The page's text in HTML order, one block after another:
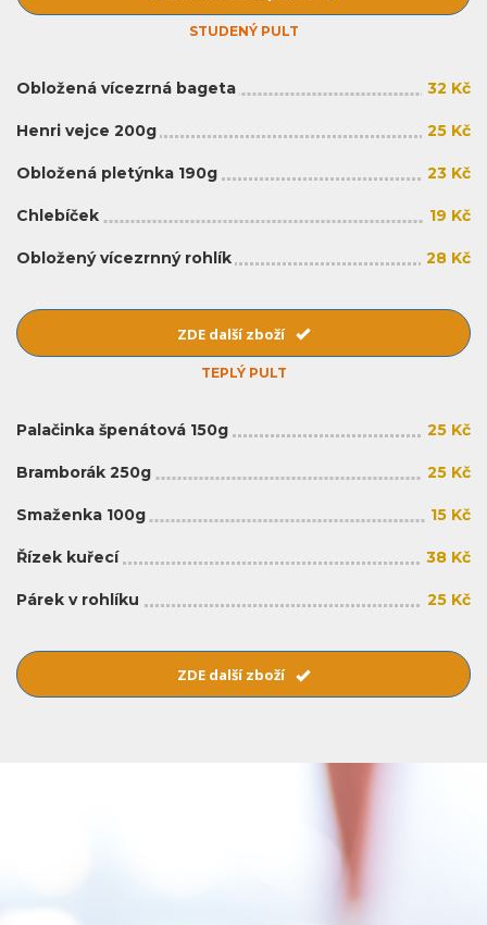
STUDENÝ PULT
Obložená vícezrná bageta 32 Kč
Henri vejce 200g 25 Kč
Obložená pletýnka 190g 23 Kč
Chlebíček 19 Kč
Obložený vícezrnný rohlík 28 Kč
ZDE další zboží
TEPLÝ PULT
Palačinka špenátová 150g 25 Kč
Bramborák 250g 25 Kč
Smaženka 100g 15 Kč
Řízek kuřecí 38 Kč
Párek v rohlíku 25 Kč
ZDE další zboží